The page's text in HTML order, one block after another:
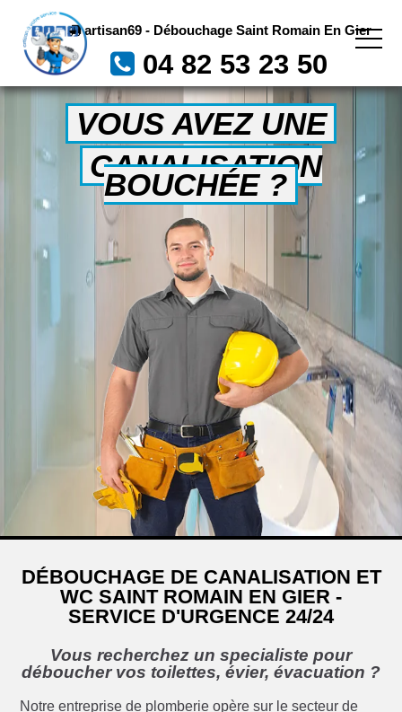
artisan69 - Débouchage Saint Romain En Gier
04 82 53 23 50
VOUS AVEZ UNE
CANALISATION
BOUCHÉE ?
DÉBOUCHAGE DE CANALISATION ET
WC SAINT ROMAIN EN GIER -
SERVICE D'URGENCE 24/24
Vous recherchez un specialiste pour
déboucher vos toilettes, évier, évacuation ?
Notre entreprise de plomberie opère sur le secteur de